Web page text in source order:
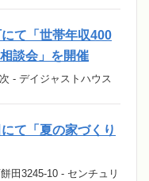
て「世帯年収400
談会」を開催
- デイジャストハウス
て「夏の家づくり
田3245-10 - センチュリ